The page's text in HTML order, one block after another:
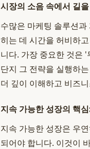
시장의 소음 속에서 길
수많은 마케팅 솔루션
히는 데 시간을 허비하
니다. 가장 중요한 것은
단지 그 전략을 실행하
더 깊이 이해하고 비즈
지속 가능한 성장의 핵
지속 가능한 성장은 우
되어야 합니다. 이것이